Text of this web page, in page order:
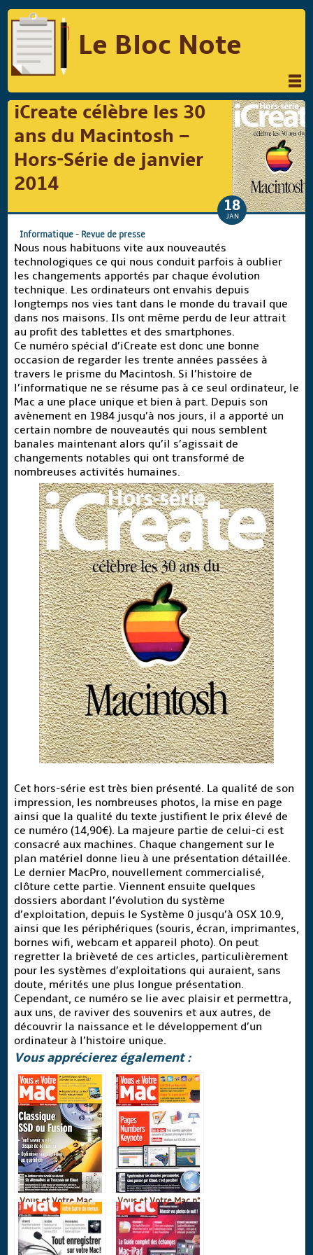
Le Bloc Note
INFORMATIQUE
MUSIQUE
PHOTOGRAPHIE
PODCAST
RÉFLEXIONS
REVUES DE PRESSE
COMPARATIF DES HYBRIDES
COMPARATIF DES APPAREILS REFLEX
Suivre Le Bloc Note
iCreate célèbre les 30
ans du Macintosh –
Hors-Série de janvier
2014
18
JAN
Informatique- Revue de presse
Nous nous habituons vite aux nouveautés
technologiques ce qui nous conduit parfois à oublier
les changements apportés par chaque évolution
technique. Les ordinateurs ont envahis depuis
longtemps nos vies tant dans le monde du travail que
dans nos maisons. Ils ont même perdu de leur attrait
au profit des tablettes et des smartphones.
Ce numéro spécial d’iCreate est donc une bonne
occasion de regarder les trente années passées à
travers le prisme du Macintosh. Si l’histoire de
l’informatique ne se résume pas à ce seul ordinateur, le
Mac a une place unique et bien à part. Depuis son
avènement en 1984 jusqu’à nos jours, il a apporté un
certain nombre de nouveautés qui nous semblent
banales maintenant alors qu’il s’agissait de
changements notables qui ont transformé de
nombreuses activités humaines.
Cet hors-série est très bien présenté. La qualité de son
impression, les nombreuses photos, la mise en page
ainsi que la qualité du texte justifient le prix élevé de
ce numéro (14,90€). La majeure partie de celui-ci est
consacré aux machines. Chaque changement sur le
plan matériel donne lieu à une présentation détaillée.
Le dernier MacPro, nouvellement commercialisé,
clôture cette partie. Viennent ensuite quelques
dossiers abordant l’évolution du système
d’exploitation, depuis le Système 0 jusqu’à OSX 10.9,
ainsi que les périphériques (souris, écran, imprimantes,
bornes wifi, webcam et appareil photo). On peut
regretter la brièveté de ces articles, particulièrement
pour les systèmes d’exploitations qui auraient, sans
doute, mérités une plus longue présentation.
Cependant, ce numéro se lie avec plaisir et permettra,
aux uns, de raviver des souvenirs et aux autres, de
découvrir la naissance et le développement d’un
ordinateur à l’histoire unique.
Vous apprécierez également :
Vous et Votre Mac
n°97 de février
Vous et Votre Mac n°
96 du mois de
janvier